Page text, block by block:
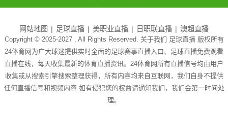
网站地图 足球直播 美职业直播 日职联直播 澳超直播
Copyright © 2025-2027 . All Rights Reserved. 关于我们 足球直播版权所有
24体育网为广大球迷提供实时全面的足球赛事直播入口、足球直播免费观看
直播在线，每天收集最新的体育直播资讯。24体育网所有直播信号均由用户
收集或从搜索引擎搜索整理获得，所有内容均来自互联网，我们自身不提供
任何直播信号和视频内容 如有侵犯您的权益请通知我们，我们会第一时间处
理。